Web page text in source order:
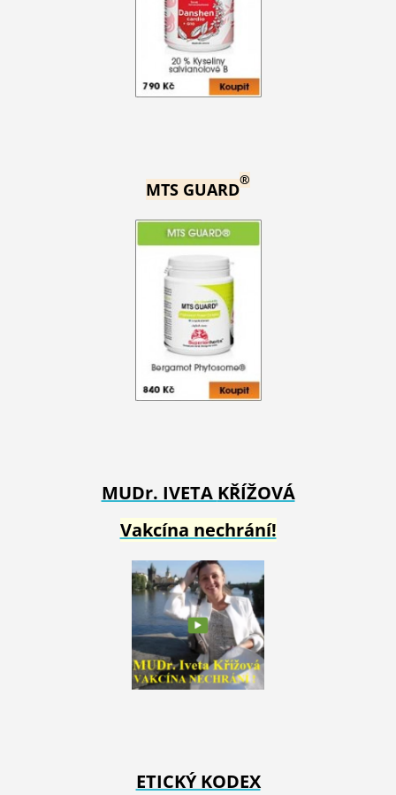
MTS GUARD®
MUDr. IVETA KŘÍŽOVÁ
Vakcína nechrání!
ETICKÝ KODEX